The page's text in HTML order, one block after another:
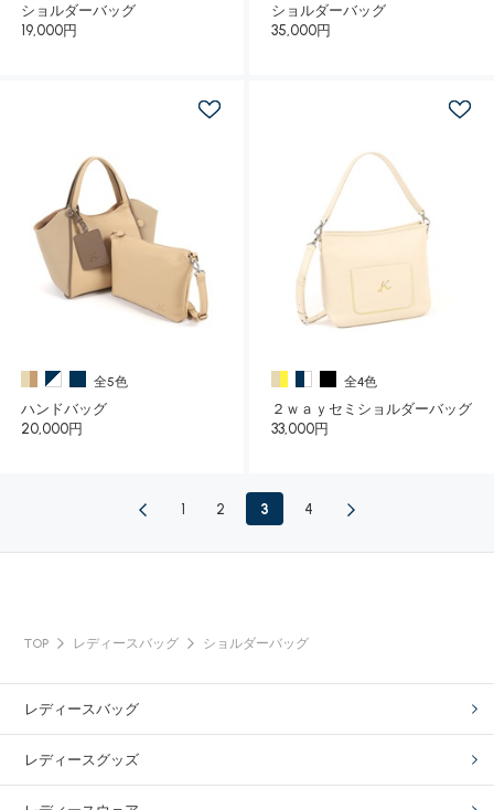
ショルダーバッグ
19,000円
ショルダーバッグ
35,000円
全5色
ハンドバッグ
20,000円
全4色
２ｗａｙセミショルダーバッグ
33,000円
1 2 3 4
TOP レディースバッグ ショルダーバッグ
レディースバッグ
レディースグッズ